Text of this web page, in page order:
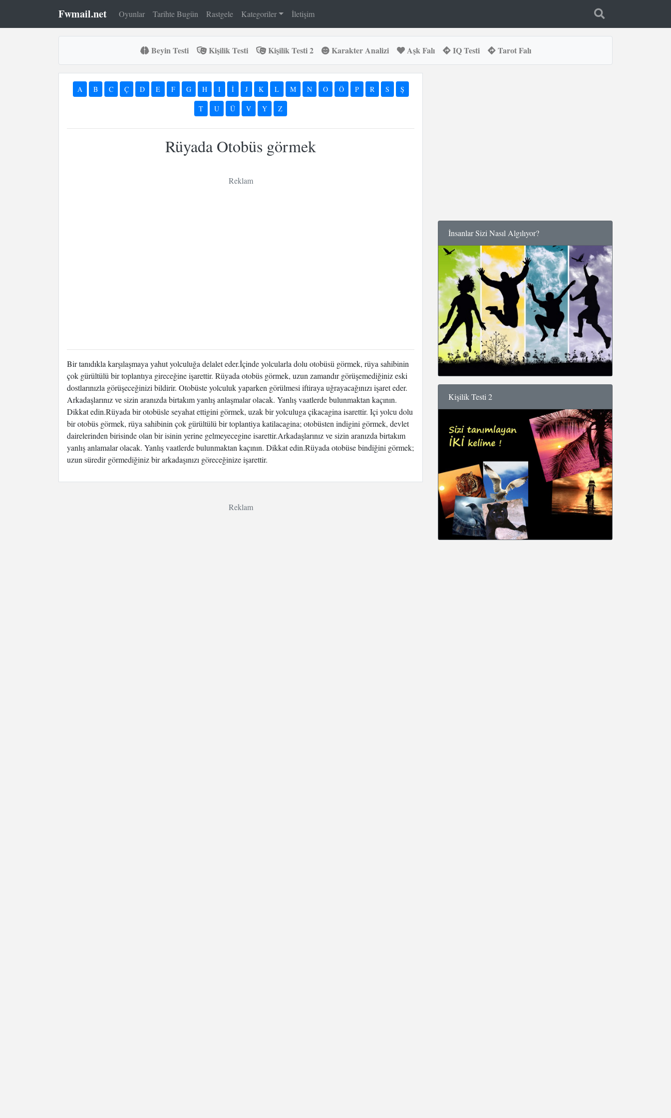
Fwmail.net Oyunlar Tarihte Bugün Rastgele Kategoriler İletişim
Beyin Testi Kişilik Testi Kişilik Testi 2 Karakter Analizi Aşk Falı IQ Testi Tarot Falı
A B C Ç D E F G H I İ J K L M N O Ö P R S Ş
T U Ü V Y Z
Rüyada Otobüs görmek
Reklam
Bir tanıdıkla karşılaşmaya yahut yolculuğa delalet eder.İçinde yolcularla dolu otobüsü görmek, rüya sahibinin
çok gürültülü bir toplantıya gireceğine işarettir. Rüyada otobüs görmek, uzun zamandır görüşemediğiniz eski
dostlarınızla görüşeceğinizi bildirir. Otobüste yolculuk yaparken görülmesi iftiraya uğrayacağınızı işaret eder.
Arkadaşlarınız ve sizin aranızda birtakım yanlış anlaşmalar olacak. Yanlış vaatlerde bulunmaktan kaçının.
Dikkat edin.Rüyada bir otobüsle seyahat ettigini görmek, uzak bir yolculuga çikacagina isarettir. Içi yolcu dolu
bir otobüs görmek, rüya sahibinin çok gürültülü bir toplantiya katilacagina; otobüsten indigini görmek, devlet
dairelerinden birisinde olan bir isinin yerine gelmeyecegine isarettir.Arkadaşlarınız ve sizin aranızda birtakım
yanlış anlamalar olacak. Yanlış vaatlerde bulunmaktan kaçının. Dikkat edin.Rüyada otobüse bindiğini görmek;
uzun süredir görmediğiniz bir arkadaşınızı göreceğinize işarettir.
Reklam
İnsanlar Sizi Nasıl Algılıyor?
Kişilik Testi 2